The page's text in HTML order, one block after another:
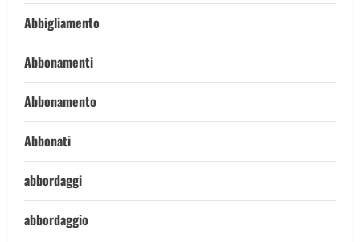
Abbigliamento
Abbonamenti
Abbonamento
Abbonati
abbordaggi
abbordaggio